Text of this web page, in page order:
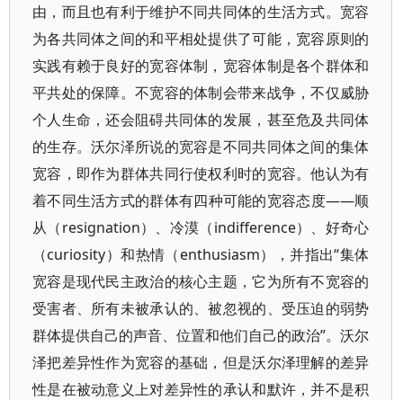
由，而且也有利于维护不同共同体的生活方式。宽容
为各共同体之间的和平相处提供了可能，宽容原则的
实践有赖于良好的宽容体制，宽容体制是各个群体和
平共处的保障。不宽容的体制会带来战争，不仅威胁
个人生命，还会阻碍共同体的发展，甚至危及共同体
的生存。沃尔泽所说的宽容是不同共同体之间的集体
宽容，即作为群体共同行使权利时的宽容。他认为有
着不同生活方式的群体有四种可能的宽容态度——顺
从（resignation）、冷漠（indifference）、好奇心
（curiosity）和热情（enthusiasm），并指出“集体
宽容是现代民主政治的核心主题，它为所有不宽容的
受害者、所有未被承认的、被忽视的、受压迫的弱势
群体提供自己的声音、位置和他们自己的政治”。沃尔
泽把差异性作为宽容的基础，但是沃尔泽理解的差异
性是在被动意义上对差异性的承认和默许，并不是积